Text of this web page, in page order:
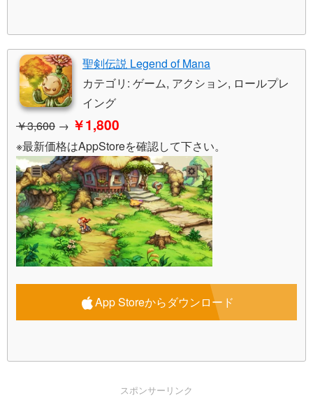
聖剣伝説 Legend of Mana
カテゴリ: ゲーム, アクション, ロールプレ
イング
￥3,600 → ￥1,800
※最新価格はAppStoreを確認して下さい。
App Storeからダウンロード
スポンサーリンク